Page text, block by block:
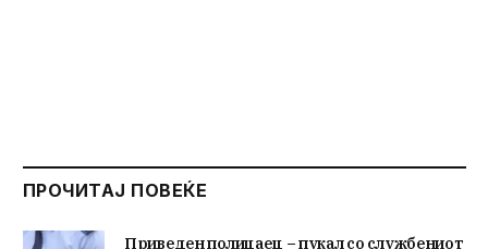
ПРОЧИТАЈ ПОВЕЌЕ
Приведен полицаец – пукал со службениот